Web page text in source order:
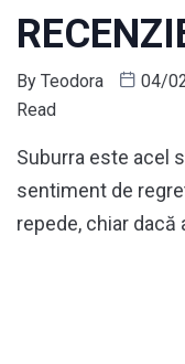
By Teodora 04/
Read
Suburra este acel
sentiment de
repede, chiar dacă